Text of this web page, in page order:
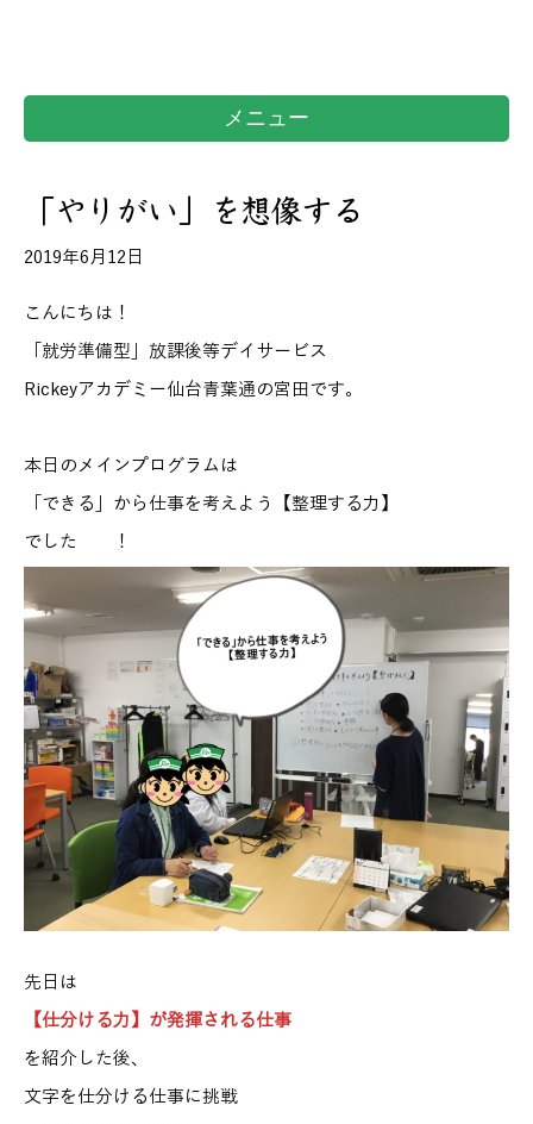
メニュー
「やりがい」を想像する
2019年6月12日
こんにちは！
「就労準備型」放課後等デイサービス
Rickeyアカデミー仙台青葉通の宮田です。
本日のメインプログラムは
「できる」から仕事を考えよう【整理する力】
でした ！
先日は
【仕分ける力】が発揮される仕事
を紹介した後、
文字を仕分ける仕事に挑戦